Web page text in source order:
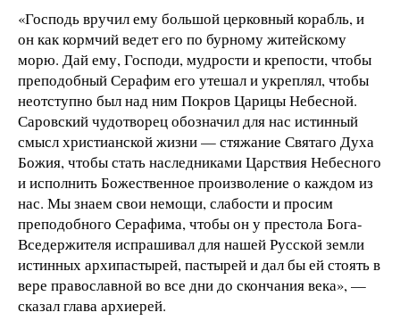
«Господь вручил ему большой церковный корабль, и
он как кормчий ведет его по бурному житейскому
морю. Дай ему, Господи, мудрости и крепости, чтобы
преподобный Серафим его утешал и укреплял, чтобы
неотступно был над ним Покров Царицы Небесной.
Саровский чудотворец обозначил для нас истинный
смысл христианской жизни — стяжание Святаго Духа
Божия, чтобы стать наследниками Царствия Небесного
и исполнить Божественное произволение о каждом из
нас. Мы знаем свои немощи, слабости и просим
преподобного Серафима, чтобы он у престола Бога-
Вседержителя испрашивал для нашей Русской земли
истинных архипастырей, пастырей и дал бы ей стоять в
вере православной во все дни до скончания века», —
сказал глава архиерей.